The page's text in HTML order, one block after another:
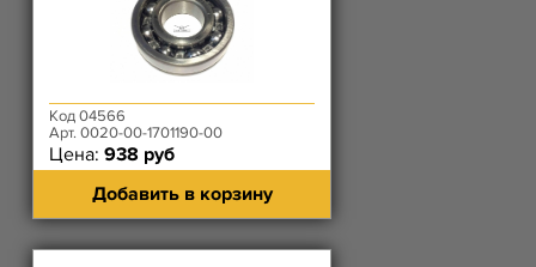
Код 04566
Арт. 0020-00-1701190-00
Цена: 938 руб
Добавить в корзину